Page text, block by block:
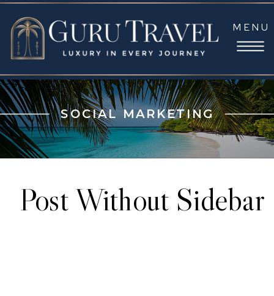
MENU
SOCIAL MARKETING
Post Without Sidebar